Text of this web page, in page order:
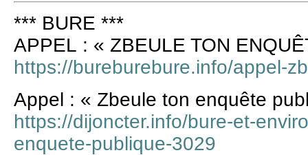
*** BURE ***
APPEL : « ZBEULE TON
https://bureburebure.info/appel-
Appel : « Zbeule ton enquête
https://dijoncter.info/bure-et-
enquete-publique-3029